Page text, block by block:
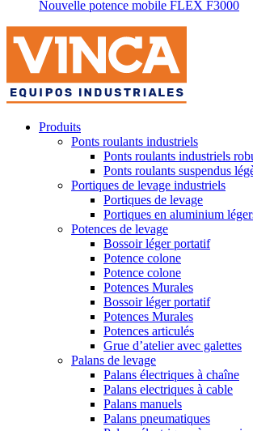
Nouvelle potence mobile FLEX F3000
Produits
Ponts roulants industriels
Ponts roulants industriels
Ponts roulants suspendus
Portiques de levage industriels
Portiques de levage
Portiques en aluminium
Potences de levage
Bossoir léger portatif
Potence colone
Potence colone
Potences Murales
Bossoir léger portatif
Potences Murales
Potences articulés
Grue d’atelier avec galettes
Palans de levage
Palans électriques à chaîne
Palans electriques à cable
Palans manuels
Palans pneumatiques